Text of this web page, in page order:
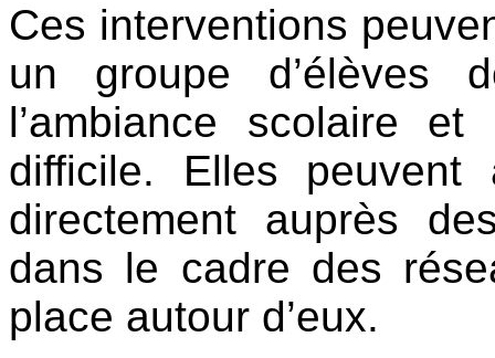
Ces interventions
un groupe d’élèves
l’ambiance scolaire
difficile. Elles
directement auprès
dans le cadre des
place autour d’eux.